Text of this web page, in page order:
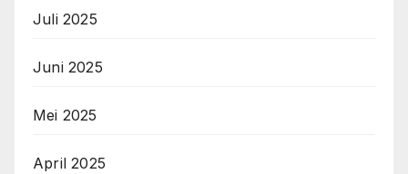
Juli 2025
Juni 2025
Mei 2025
April 2025